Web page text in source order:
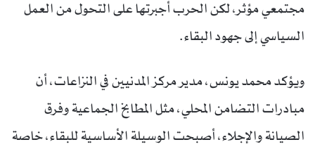
مجتمعي مؤثر، لكن الحرب أجبرتها على التحول من العمل
السياسي إلى جهود البقاء.
ويؤكد محمد يونس، مدير مركز المدنيين في النزاعات، أن
مبادرات التضامن المحلي، مثل المطابخ الجماعية وفرق
الصيانة والإجلاء، أصبحت الوسيلة الأساسية للبقاء، خاصة